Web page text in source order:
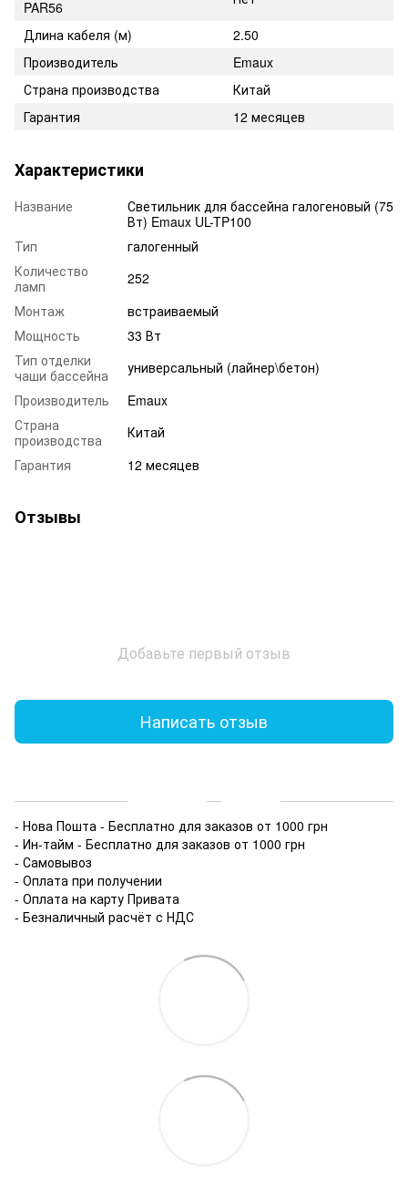
PAR56
Длина кабеля (м)
2.50
Производитель
Emaux
Страна производства
Китай
Гарантия
12 месяцев
Характеристики
Название
Светильник для бассейна галогеновый (75
Вт) Emaux UL-TP100
Тип
галогенный
Количество
ламп
252
Монтаж
встраиваемый
Мощность
33 Вт
Тип отделки
чаши бассейна
универсальный (лайнер\бетон)
Производитель
Emaux
Страна
производства
Китай
Гарантия
12 месяцев
Отзывы
Добавьте первый отзыв
Написать отзыв
- Нова Пошта - Бесплатно для заказов от 1000 грн
- Ин-тайм - Бесплатно для заказов от 1000 грн
- Самовывоз
- Оплата при получении
- Оплата на карту Привата
- Безналичный расчёт с НДС